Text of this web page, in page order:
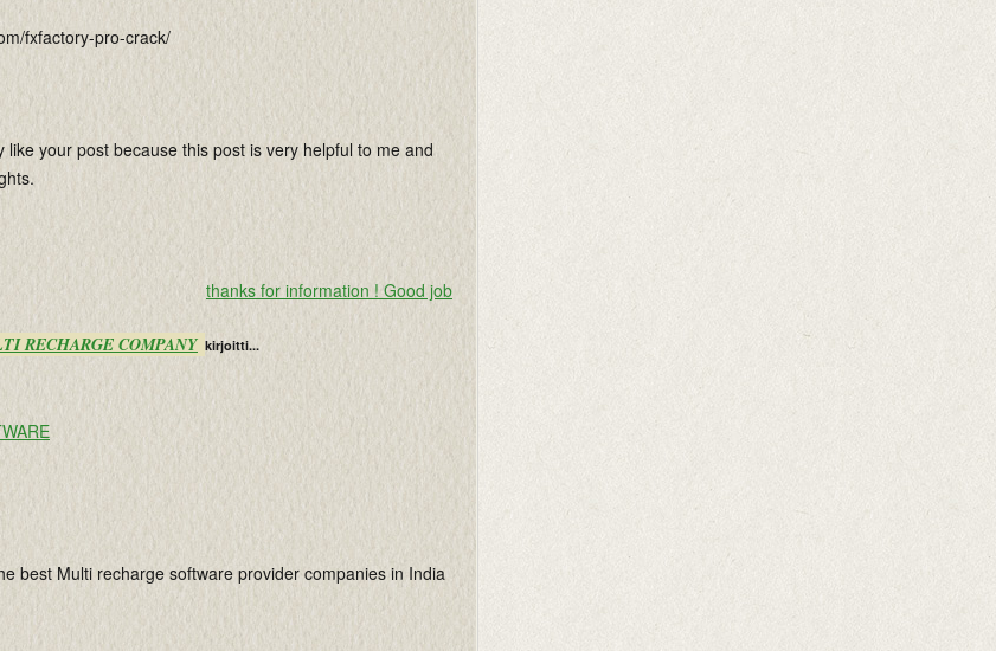
fxfactory-pro-crack/
like your post because this post is very helpful to me and
thanks for information ! Good job
RECHARGE COMPANY kirjoitti...
best Multi recharge software provider companies in India